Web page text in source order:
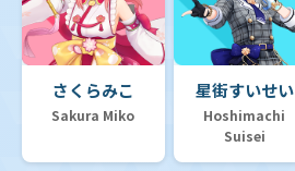
さくらみこ
Sakura Miko
星街すいせい
Hoshimachi
Suisei